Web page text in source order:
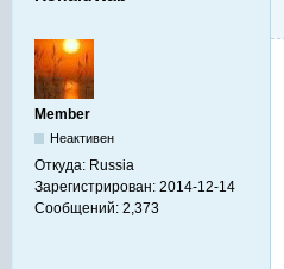
Member
Неактивен
Откуда: Russia
Зарегистрирован: 2014-12-14
Сообщений: 2,373